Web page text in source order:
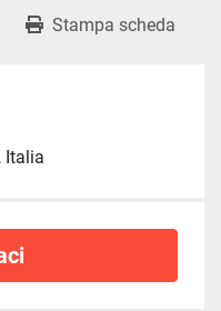
Stampa scheda
Italia